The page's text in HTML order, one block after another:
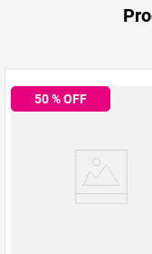
PUM - Medida
Producto (kg)
50% OFF